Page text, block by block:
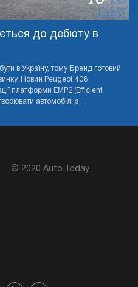
до дебюту в
в Україну, тому Бренд готовий
Новий Peugeot 408
платформи EMP2 (Efficient
автомобілі з ...
© 2020 Auto.Today